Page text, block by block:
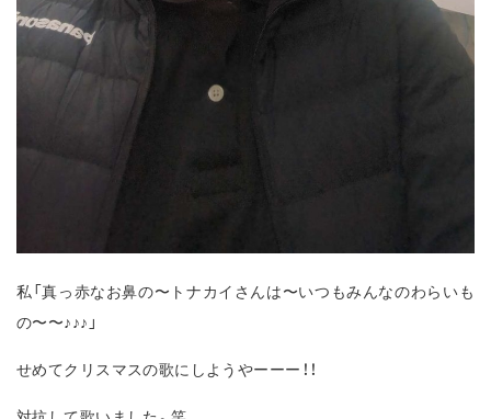
私「真っ赤なお鼻の〜トナカイさんは〜いつもみんなのわらいも
の〜〜♪♪♪」
せめてクリスマスの歌にしようやーーー！！